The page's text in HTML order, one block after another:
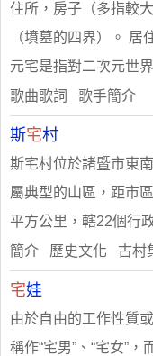
住所，房子（多指較
（墳墓的四界）。
元宅是指對二次元世
歌曲歌詞 歌手簡介
斯宅村
斯宅村位於諸暨市東
屬典型的山區，距市
平方公里，轄22個行
簡介 歷史文化 古村
宅娃
由於自由的工作性質
稱作“宅男”、“宅女”